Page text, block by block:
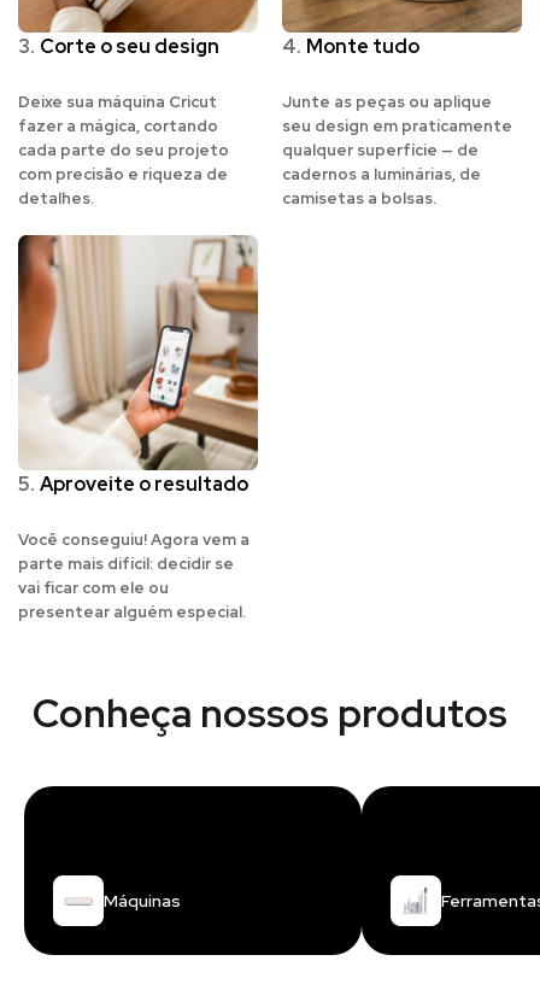
3. Corte o seu design
Deixe sua máquina Cricut
fazer a mágica, cortando
cada parte do seu projeto
com precisão e riqueza de
detalhes.
4. Monte tudo
Junte as peças ou aplique
seu design em praticamente
qualquer superfície — de
cadernos a luminárias, de
camisetas a bolsas.
5. Aproveite o resultado
Você conseguiu! Agora vem a
parte mais difícil: decidir se
vai ficar com ele ou
presentear alguém especial.
Conheça nossos produtos
Máquinas